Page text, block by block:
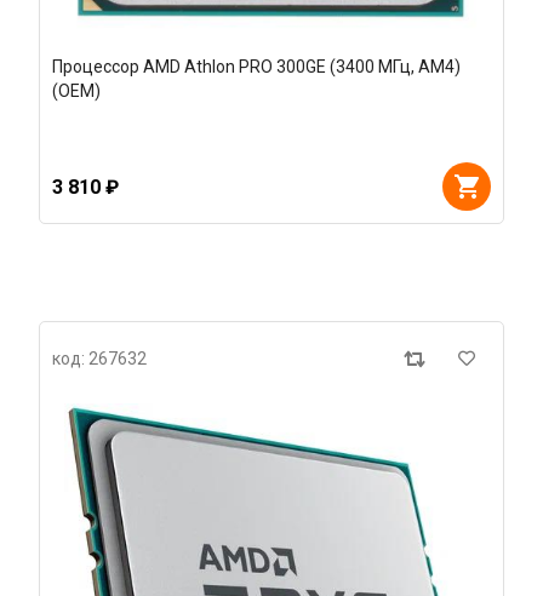
Процессор AMD Athlon PRO 300GE (3400 МГц, AM4)
(OEM)
3 810 ₽
код: 267632